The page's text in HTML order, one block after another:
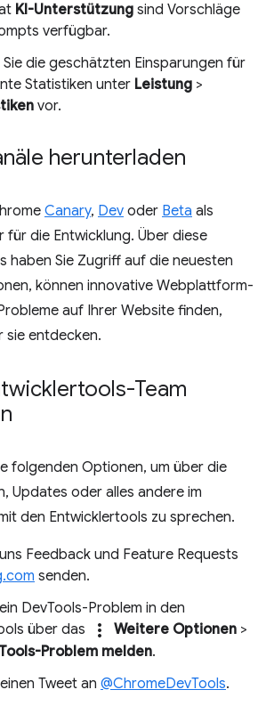
KI-Unterstützung sind Vorschläge
verfügbar.
Sie die geschätzten Einsparungen für
Statistiken unter Leistung >
vor.
herunterladen
Canary, Dev oder Beta als
die Entwicklung. Über diese
haben Sie Zugriff auf die neuesten
können innovative Webplattform-
auf Ihrer Website finden,
sie entdecken.
Team
folgenden Optionen, um über die
Updates oder alles andere im
den Entwicklertools zu sprechen.
Feedback und Feature Requests
senden.
DevTools-Problem in den
über das
more_vert Weitere Optionen >
Problem melden.
Tweet an @ChromeDevTools.